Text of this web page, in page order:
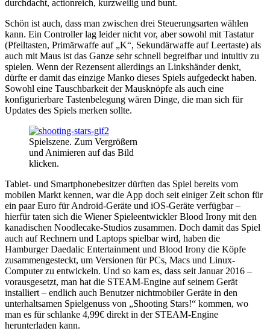
durchdacht, actionreich, kurzweilig und bunt.
Schön ist auch, dass man zwischen drei Steuerungsarten wählen
kann. Ein Controller lag leider nicht vor, aber sowohl mit Tastatur
(Pfeiltasten, Primärwaffe auf „K“, Sekundärwaffe auf Leertaste) als
auch mit Maus ist das Ganze sehr schnell begreifbar und intuitiv zu
spielen. Wenn der Rezensent allerdings an Linkshänder denkt,
dürfte er damit das einzige Manko dieses Spiels aufgedeckt haben.
Sowohl eine Tauschbarkeit der Mausknöpfe als auch eine
konfigurierbare Tastenbelegung wären Dinge, die man sich für
Updates des Spiels merken sollte.
Spielszene. Zum Vergrößern
und Animieren auf das Bild
klicken.
Tablet- und Smartphonebesitzer dürften das Spiel bereits vom
mobilen Markt kennen, war die App doch seit einiger Zeit schon für
ein paar Euro für Android-Geräte und iOS-Geräte verfügbar –
hierfür taten sich die Wiener Spieleentwickler Blood Irony mit den
kanadischen Noodlecake-Studios zusammen. Doch damit das Spiel
auch auf Rechnern und Laptops spielbar wird, haben die
Hamburger Daedalic Entertainment und Blood Irony die Köpfe
zusammengesteckt, um Versionen für PCs, Macs und Linux-
Computer zu entwickeln. Und so kam es, dass seit Januar 2016 –
vorausgesetzt, man hat die STEAM-Engine auf seinem Gerät
installiert – endlich auch Benutzer nichtmobiler Geräte in den
unterhaltsamen Spielgenuss von „Shooting Stars!“ kommen, wo
man es für schlanke 4,99€ direkt in der STEAM-Engine
herunterladen kann.